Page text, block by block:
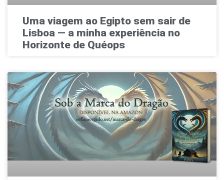
Uma viagem ao Egipto sem sair de
Lisboa — a minha experiência no
Horizonte de Quéops